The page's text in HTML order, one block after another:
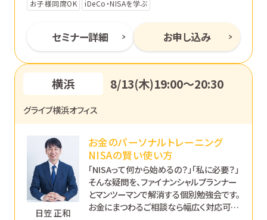
お子様同席OK
iDeCo・NISAを学ぶ
セミナー詳細 お申し込み
横浜 8/13(木)19:00〜20:30
グライブ横浜オフィス
日笠 正和
お金のパーソナルトレーニング
NISAの賢い使い方
「NISAって何から始めるの？」「私に必要？」
そんな疑問を、ファイナンシャルプランナー
とマンツーマンで解消する個別勉強会です。
お金にまつわるご相談なら幅広く対応可能